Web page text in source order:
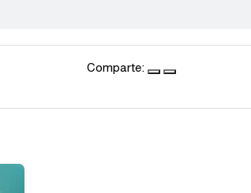
Comparte: